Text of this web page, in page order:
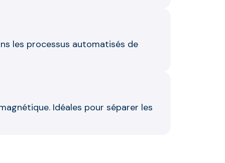
les processus automatisés de
Idéales pour séparer les